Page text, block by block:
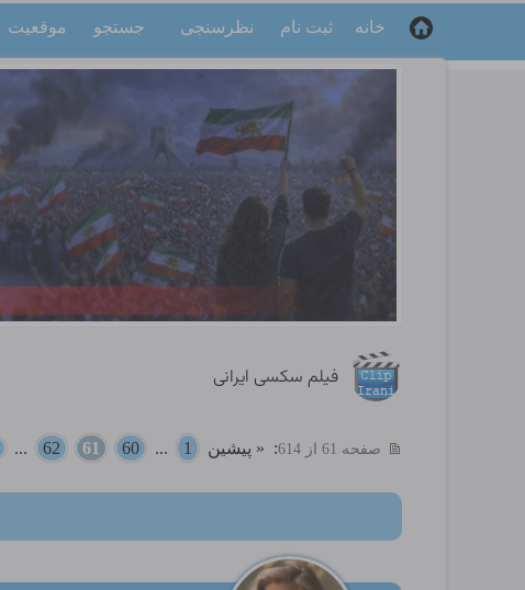
خانه ثبت نام نظرسنجی جستجو موقعیت
فیلم سکسی ایرانی
صفحه 61 از 614 : « پیشین 1
...
60
61
62
...